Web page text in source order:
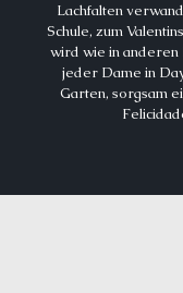
Lachfalten
Schule, zum
wird wie in
jeder Dame in
Garten, sorgsam